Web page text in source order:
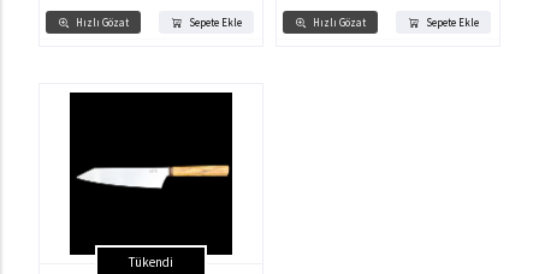
Hızlı Gözat Sepete Ekle Hızlı Gözat Sepete Ekle
Tükendi